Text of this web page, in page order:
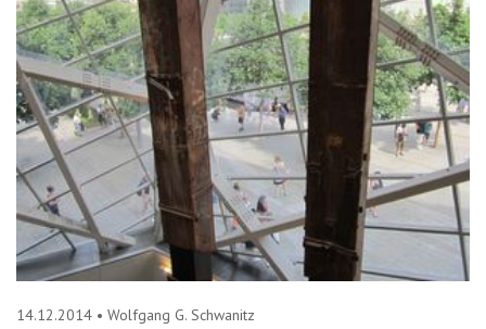
14.12.2014 • Wolfgang G. Schwanitz